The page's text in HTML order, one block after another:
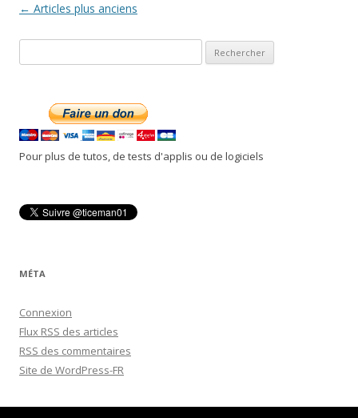
Navigation
← Articles plus anciens
e
e
r
c
e
r
Pour plus de tutos, de tests d'applis ou de logiciels
MÉTA
Connexion
Flux RSS des articles
RSS des commentaires
Site de WordPress-FR